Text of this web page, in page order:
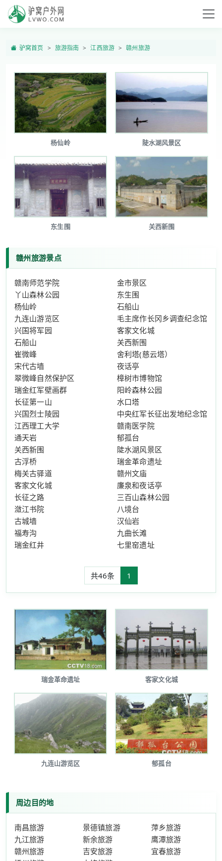
驴窝首页 旅游指南 江西旅游 赣州旅游
杨仙岭 陡水湖风景区
东生围 关西新围
赣州旅游景点
赣南师范学院
金市景区
丫山森林公园
东生围
杨仙岭
石船山
九连山游览区
毛主席作长冈乡调查纪念馆
兴国将军园
客家文化城
石船山
关西新围
崔微峰
舍利塔(慈云塔）
宋代古墙
夜话亭
翠微峰自然保护区
樟树市博物馆
瑞金红军壁画群
阳岭森林公园
长征第一山
水口塔
兴国烈士陵园
中央红军长征出发地纪念馆
江西理工大学
赣南医学院
通天岩
郁孤台
关西新围
陡水湖风景区
古浮桥
瑞金革命遗址
梅关古驿道
赣州文庙
客家文化城
廉泉和夜话亭
长征之路
三百山森林公园
潋江书院
八境台
古城墙
汉仙岩
福寿沟
九曲长滩
瑞金红井
七里窑遗址
共46条 1
瑞金革命遗址 客家文化城
九连山游览区 郁孤台
周边目的地
南昌旅游 景德镇旅游
萍乡旅游
九江旅游
新余旅游
鹰潭旅游
赣州旅游
吉安旅游
宜春旅游